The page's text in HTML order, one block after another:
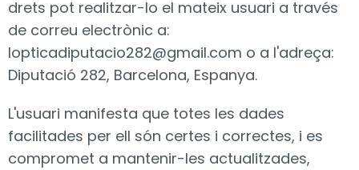
drets pot realitzar-lo el mateix usuari a través
de correu electrònic a:
lopticadiputacio282@gmail.com o a l'adreça:
Diputació 282, Barcelona, Espanya.
L'usuari manifesta que totes les dades
facilitades per ell són certes i correctes, i es
compromet a mantenir-les actualitzades,